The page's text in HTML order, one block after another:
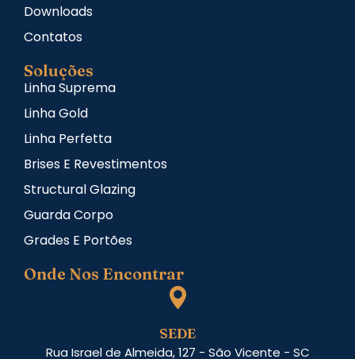
Downloads
Contatos
Soluções
Linha Suprema
Linha Gold
Linha Perfetta
Brises E Revestimentos
Structural Glazing
Guarda Corpo
Grades E Portões
Onde Nos Encontrar
SEDE
Rua Israel de Almeida, 127 - São Vicente - SC